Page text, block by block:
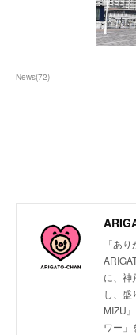
News(72)
「あ
に、神
し、盛
MIZU
ワー」